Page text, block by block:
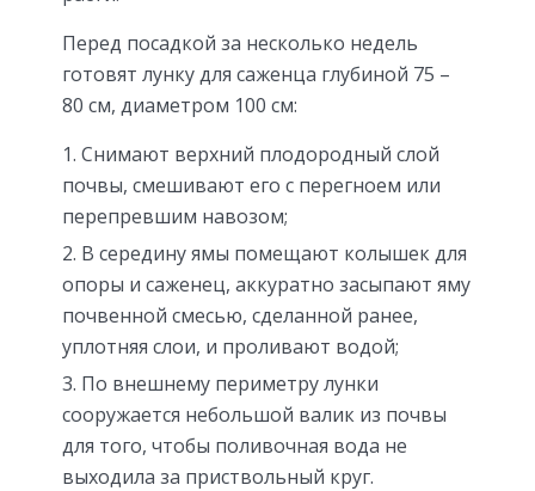
Перед посадкой за несколько недель
готовят лунку для саженца глубиной 75 –
80 см, диаметром 100 см:
Снимают верхний плодородный слой
почвы, смешивают его с перегноем или
перепревшим навозом;
В середину ямы помещают колышек для
опоры и саженец, аккуратно засыпают яму
почвенной смесью, сделанной ранее,
уплотняя слои, и проливают водой;
По внешнему периметру лунки
сооружается небольшой валик из почвы
для того, чтобы поливочная вода не
выходила за приствольный круг.